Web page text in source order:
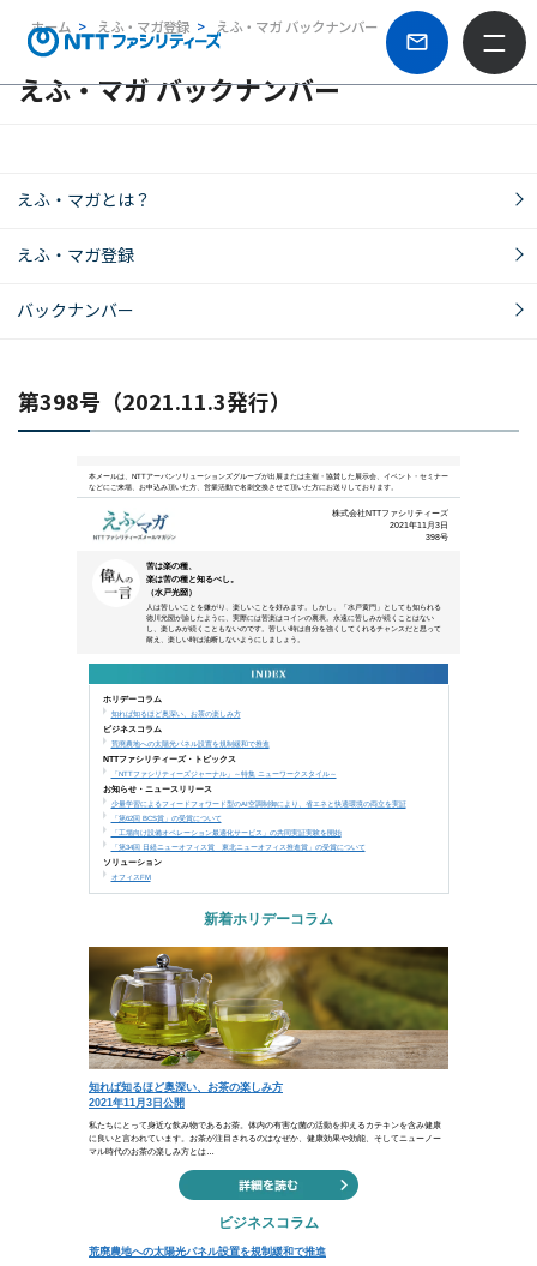
ホーム えふ・マガ登録 えふ・マガ バックナンバー
えふ・マガ バックナンバー
えふ・マガとは？
えふ・マガ登録
バックナンバー
第398号（2021.11.3発行）
本メールは、NTTアーバンソリューションズグループ
などにご来場、お申込み頂いた方、営業活動で名刺交
苦は楽の種、
（水戸光圀）
徳川光圀が諭したように、実際には
し、楽しみが続くこともないのです